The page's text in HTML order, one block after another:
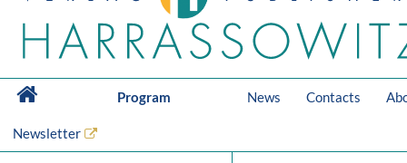
Program News Contacts
Newsletter